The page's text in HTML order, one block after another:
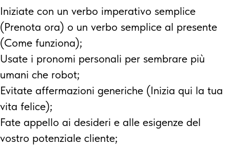
Iniziate con un verbo imperativo semplice
(Prenota ora) o un verbo semplice al presente
(Come funziona);
Usate i pronomi personali per sembrare più
umani che robot;
Evitate affermazioni generiche (Inizia qui la tua
vita felice);
Fate appello ai desideri e alle esigenze del
vostro potenziale cliente;